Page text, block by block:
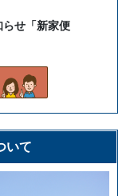
せ「新家便
いて